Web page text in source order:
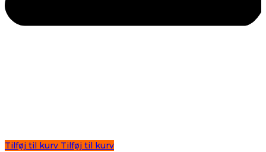
Tilføj til kurv Tilføj til kurv